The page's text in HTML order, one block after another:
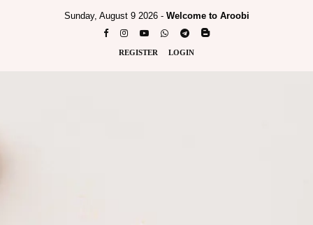
Sunday, August 9 2026 - Welcome to Aroobi
REGISTER LOGIN